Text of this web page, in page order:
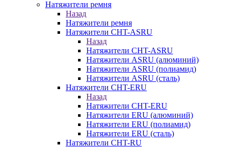
Натяжители ремня
Назад
Натяжители ремня
Натяжители CHT-ASRU
Назад
Натяжители CHT-ASRU
Натяжители ASRU (алюминий)
Натяжители ASRU (полиамид)
Натяжители ASRU (сталь)
Натяжители CHT-ERU
Назад
Натяжители CHT-ERU
Натяжители ERU (алюминий)
Натяжители ERU (полиамид)
Натяжители ERU (сталь)
Натяжители CHT-RU